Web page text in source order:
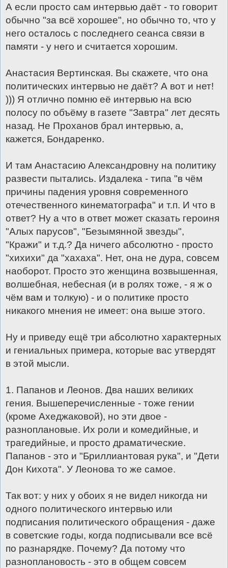
А если просто сам интервью даёт - то говорит
обычно "за всё хорошее", но обычно то, что у
него осталось с последнего сеанса связи в
памяти - у него и считается хорошим.
Анастасия Вертинская. Вы скажете, что она
политических интервью не даёт? А вот и нет!
))) Я отлично помню её интервью на всю
полосу по объёму в газете "Завтра" лет десять
назад. Не Проханов брал интервью, а,
кажется, Бондаренко.
И там Анастасию Александровну на политику
развести пытались. Издалека - типа "в чём
причины падения уровня современного
отечественного кинематографа" и т.п. И что в
ответ? Ну а что в ответ может сказать героиня
"Алых парусов", "Безымянной звезды",
"Кражи" и т.д.? Да ничего абсолютно - просто
"хихихи" да "хахаха". Нет, она не дура, совсем
наоборот. Просто это женщина возвышенная,
волшебная, небесная (и в ролях тоже, - я ж о
чём вам и толкую) - и о политике просто
никакого мнения не имеет: она выше этого.
Ну и приведу ещё три абсолютно характерных
и гениальных примера, которые вас утвердят
в этой мысли.
1. Папанов и Леонов. Два наших великих
гения. Вышеперечисленные - тоже гении
(кроме Ахеджаковой), но эти двое -
разноплановые. Их роли и комедийные, и
трагедийные, и просто драматические.
Папанов - это и "Бриллиантовая рука", и "Дети
Дон Кихота". У Леонова то же самое.
Так вот: у них у обоих я не видел никогда ни
одного политического интервью или
подписания политического обращения - даже
в советские годы, когда подписывали все всё
по разнарядке. Почему? Да потому что
разноплановость - это в общем совсем